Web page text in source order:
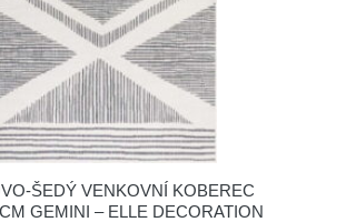
ŠEDÝ VENKOVNÍ KOBEREC
GEMINI – ELLE DECORATION